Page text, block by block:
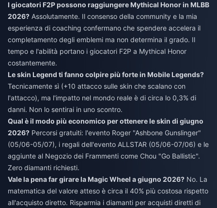
I giocatori F2P possono raggiungere Mythical Honor in MLBB
2026? Assolutamente. Il consenso della community e la mia
esperienza di coaching confermano che spendere accelera il
completamento degli emblemi ma non determina il grado. Il
tempo e l'abilità portano i giocatori F2P a Mythical Honor
costantemente.
Le skin Legend ti fanno colpire più forte in Mobile Legends?
Tecnicamente sì (+10 attacco sulle skin che scalano con
l'attacco), ma l'impatto nel mondo reale è di circa lo 0,3% di
danni. Non lo sentirai in uno scontro.
Qual è il modo più economico per ottenere le skin di giugno
2026? Percorsi gratuiti: l'evento Roger "Ashbone Gunslinger"
(05/06-05/07), i regali dell'evento ALLSTAR (05/06-07/06) e le
aggiunte al Negozio dei Frammenti come Chou "Go Ballistic".
Zero diamanti richiesti.
Vale la pena far girare la Magic Wheel a giugno 2026? No. La
matematica del valore atteso è circa il 40% più costosa rispetto
all'acquisto diretto. Risparmia i diamanti per acquisti diretti di